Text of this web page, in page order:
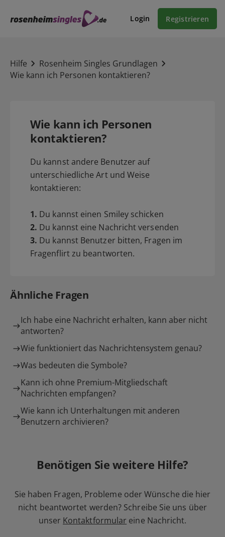
Login Registrieren
Hilfe
Rosenheim Singles Grundlagen
Wie kann ich Personen kontaktieren?
Wie kann ich Personen
kontaktieren?
Du kannst andere Benutzer auf
unterschiedliche Art und Weise
kontaktieren:
1. Du kannst einen Smiley schicken
2. Du kannst eine Nachricht versenden
3. Du kannst Benutzer bitten, Fragen im
Fragenflirt zu beantworten.
Ähnliche Fragen
Ich habe eine Nachricht erhalten, kann aber nicht
antworten?
Wie funktioniert das Nachrichtensystem genau?
Was bedeuten die Symbole?
Kann ich ohne Premium-Mitgliedschaft
Nachrichten empfangen?
Wie kann ich Unterhaltungen mit anderen
Benutzern archivieren?
Benötigen Sie weitere Hilfe?
Sie haben Fragen, Probleme oder Wünsche die hier
nicht beantwortet werden? Schreibe Sie uns über
unser Kontaktformular eine Nachricht.